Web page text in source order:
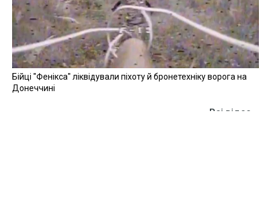
Бійці "Фенікса" ліквідували піхоту й бронетехніку ворога на
Донеччині
Всі відео »